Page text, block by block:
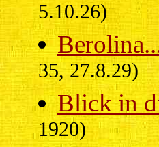
5.10.26)
35, 27.8.29)
Blick in
1920)